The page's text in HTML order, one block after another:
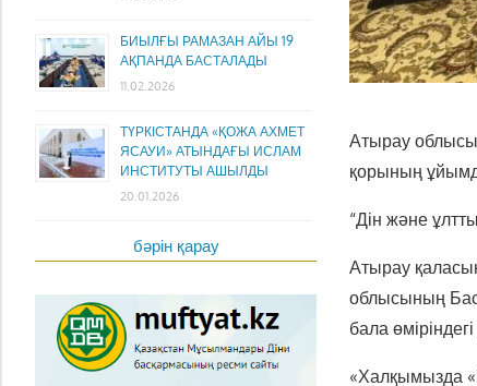
Атырау
қорының
“Дін және
Атырау
облысының
бала
«Халқымызда
БИЫЛҒЫ РАМАЗАН АЙЫ 19
АҚПАНДА БАСТАЛАДЫ
11.02.2026
ТҮРКІСТАНДА «ҚОЖА АХМЕТ
ЯСАУИ» АТЫНДАҒЫ ИСЛАМ
ИНСТИТУТЫ АШЫЛДЫ
20.01.2026
бәрін қарау